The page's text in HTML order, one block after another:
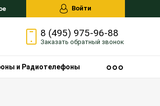
Войти
8 (495) 975-96-88
Заказать обратный звонок
и Радиотелефоны